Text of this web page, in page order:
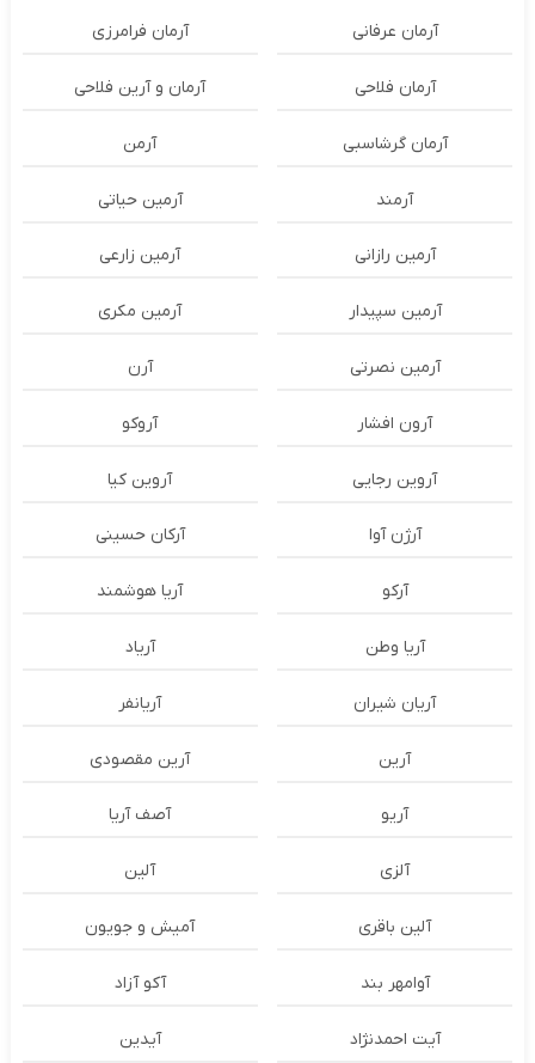
آرمان عرفانی آرمان فرامرزی
آرمان فلاحی آرمان و آرین فلاحی
آرمان گرشاسبی آرمن
آرمند آرمین حیاتی
آرمین رازانی آرمین زارعی
آرمین سپیدار آرمین مکری
آرمین نصرتی آرن
آرون افشار آروکو
آروین رجایی آروین کیا
آرژن آوا آرکان حسینی
آرکو آریا هوشمند
آریا وطن آریاد
آریان شیران آریانفر
آرین آرین مقصودی
آریو آصف آریا
آلزی آلین
آلین باقری آمیش و جویون
آوامهر بند آکو آزاد
آیت احمدنژاد آیدین